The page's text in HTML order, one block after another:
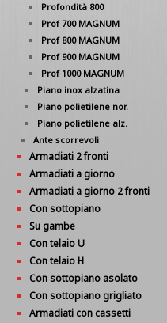
Profondità 800
Prof 700 MAGNUM
Prof 800 MAGNUM
Prof 900 MAGNUM
Prof 1000 MAGNUM
Piano inox alzatina
Piano polietilene nor.
Piano polietilene alz.
Ante scorrevoli
Armadiati 2 fronti
Armadiati a giorno
Armadiati a giorno 2 fronti
Con sottopiano
Su gambe
Con telaio U
Con telaio H
Con sottopiano asolato
Con sottopiano grigliato
Armadiati con cassetti